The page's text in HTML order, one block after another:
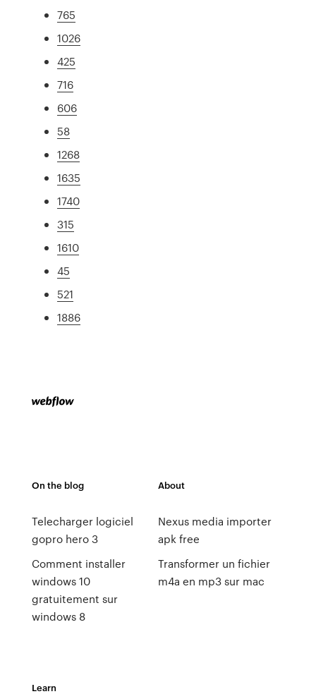
765
1026
425
716
606
58
1268
1635
1740
315
1610
45
521
1886
On the blog
Telecharger logiciel
gopro hero 3
Comment installer
windows 10
gratuitement sur
windows 8
About
Nexus media importer
apk free
Transformer un fichier
m4a en mp3 sur mac
Learn